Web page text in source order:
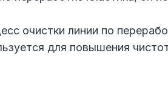
очистки линии по
для повышения